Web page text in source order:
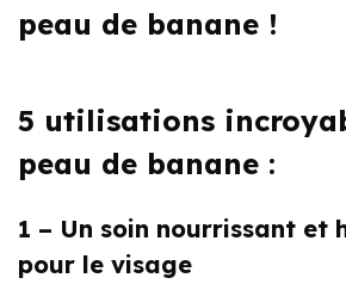
peau de banane !
5 utilisations
peau de banane :
1 – Un soin nourrissant et
pour le visage